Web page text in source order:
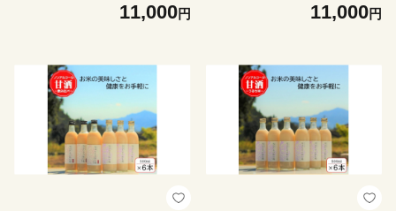
11,000円
米×1本＞【1411581】11,000円